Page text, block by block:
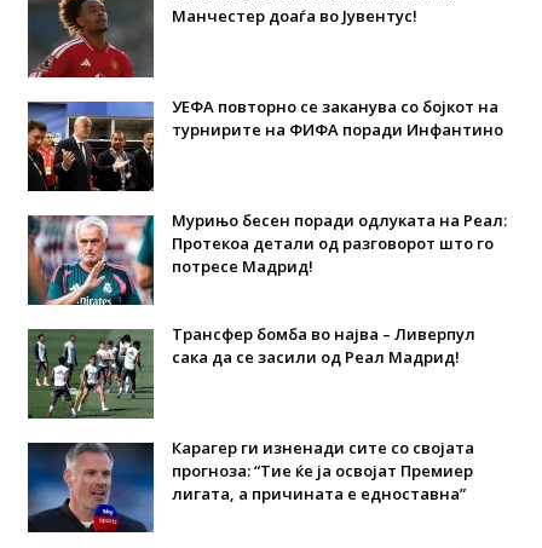
Манчестер доаѓа во Јувентус!
УЕФА повторно се заканува со бојкот на
турнирите на ФИФА поради Инфантино
Мурињо бесен поради одлуката на Реал:
Протекоа детали од разговорот што го
потресе Мадрид!
Трансфер бомба во најва – Ливерпул
сака да се засили од Реал Мадрид!
Карагер ги изненади сите со својата
прогноза: “Тие ќе ја освојат Премиер
лигата, а причината е едноставна”